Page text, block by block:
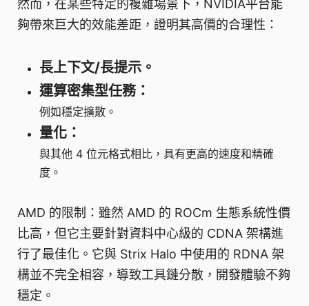
然而，在某些特定的複雜場景下，NVIDIA平台能
夠帶來巨大的效能差距，證明其高價的合理性：
長上下文/長提示。
運算密集型任務：
例如穩定擴散。
量化：
與其他 4 位元格式相比，具有更高的速度和精確
度。
AMD 的限制：雖然 AMD 的 ROCm 生態系統性價
比高，但它主要針對資料中心級的 CDNA 架構進
行了最佳化。它與 Strix Halo 中使用的 RDNA 架
構並不完全相容，導致工具鏈分散，開發體驗不夠
穩定。